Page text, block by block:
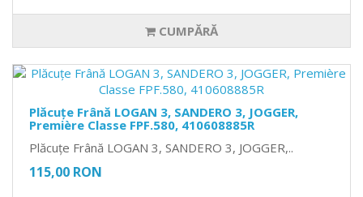
CUMPĂRĂ
Plăcuțe Frână LOGAN 3, SANDERO 3, JOGGER,
Première Classe FPF.580, 410608885R
Plăcuțe Frână LOGAN 3, SANDERO 3, JOGGER,..
115,00 RON